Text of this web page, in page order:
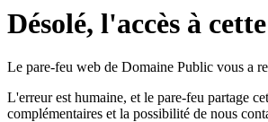
Désolé, l'accès à
Le pare-feu web de Domaine Public vous a
L'erreur est humaine, et le pare-feu partage
complémentaires et la possibilité de nous